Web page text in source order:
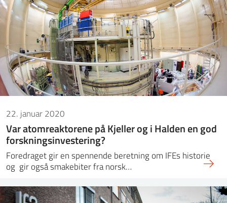
22. januar 2020
Var atomreaktorene på Kjeller og i Halden en god
forskningsinvestering?
Foredraget gir en spennende beretning om IFEs historie
og gir også smakebiter fra norsk…